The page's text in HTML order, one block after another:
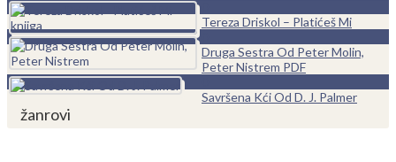
Tereza Driskol – Platićeš Mi
Druga Sestra Od Peter Molin,
Peter Nistrem PDF
Savršena Kći Od D. J. Palmer
žanrovi